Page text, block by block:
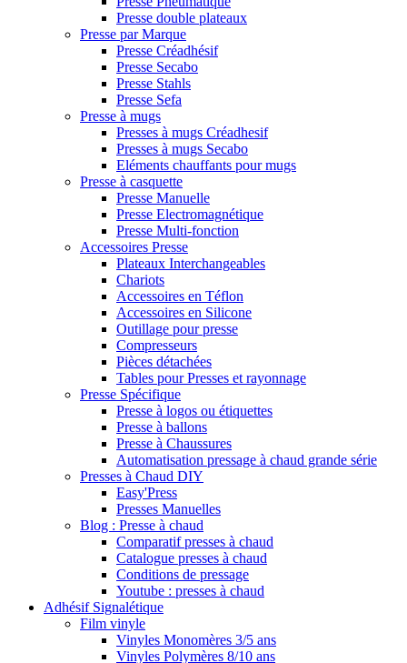
Presse double plateaux
Presse par Marque
Presse Créadhésif
Presse Secabo
Presse Stahls
Presse Sefa
Presse à mugs
Presses à mugs Créadhesif
Presses à mugs Secabo
Eléments chauffants pour mugs
Presse à casquette
Presse Manuelle
Presse Electromagnétique
Presse Multi-fonction
Accessoires Presse
Plateaux Interchangeables
Chariots
Accessoires en Téflon
Accessoires en Silicone
Outillage pour presse
Compresseurs
Pièces détachées
Tables pour Presses et rayonnage
Presse Spécifique
Presse à logos ou étiquettes
Presse à ballons
Presse à Chaussures
Automatisation pressage à chaud grande série
Presses à Chaud DIY
Easy'Press
Presses Manuelles
Blog : Presse à chaud
Comparatif presses à chaud
Catalogue presses à chaud
Conditions de pressage
Youtube : presses à chaud
Adhésif Signalétique
Film vinyle
Vinyles Monomères 3/5 ans
Vinyles Polymères 8/10 ans